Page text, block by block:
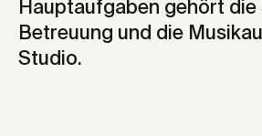
Hauptaufgaben gehört
Betreuung und die
Studio.